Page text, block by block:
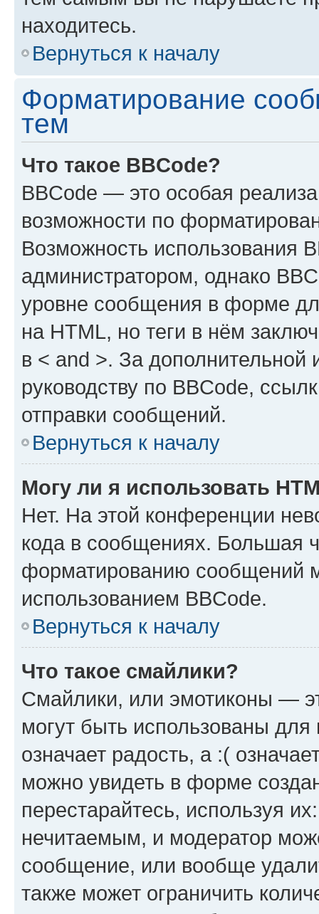
находитесь.
Вернуться к началу
Форматирование
тем
Что такое BBCode?
BBCode — это особая
возможности по
Возможность использования
администратором, однако
уровне сообщения в форме
на HTML, но теги в нём
в < and >. За
руководству по BBCode,
отправки сообщений.
Вернуться к началу
Могу ли я использовать
Нет. На этой конференции
кода в сообщениях. Большая
форматированию сообщений
использованием BBCode.
Вернуться к началу
Что такое смайлики?
Смайлики, или эмотиконы —
могут быть использованы
означает радость, а :(
можно увидеть в форме
перестарайтесь, используя
нечитаемым, и модератор
сообщение, или вообще
также может ограничить